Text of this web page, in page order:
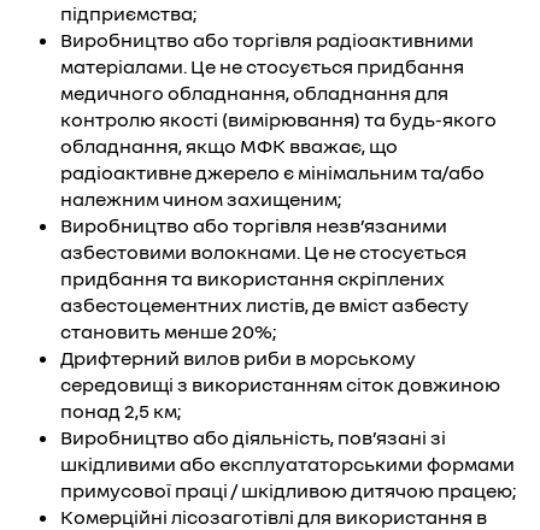
підприємства;
Виробництво або торгівля радіоактивними
матеріалами. Це не стосується придбання
медичного обладнання, обладнання для
контролю якості (вимірювання) та будь-якого
обладнання, якщо МФК вважає, що
радіоактивне джерело є мінімальним та/або
належним чином захищеним;
Виробництво або торгівля незв’язаними
азбестовими волокнами. Це не стосується
придбання та використання скріплених
азбестоцементних листів, де вміст азбесту
становить менше 20%;
Дрифтерний вилов риби в морському
середовищі з використанням сіток довжиною
понад 2,5 км;
Виробництво або діяльність, пов’язані зі
шкідливими або експлуататорськими формами
примусової праці / шкідливою дитячою працею;
Комерційні лісозаготівлі для використання в